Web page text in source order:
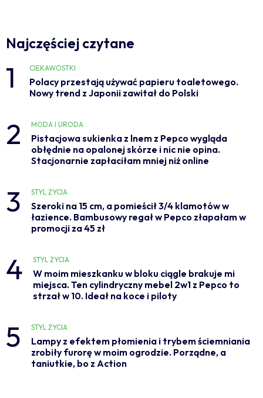
Najczęściej czytane
1 CIEKAWOSTKI
Polacy przestają używać papieru toaletowego.
Nowy trend z Japonii zawitał do Polski
2 MODA I URODA
Pistacjowa sukienka z lnem z Pepco wygląda
obłędnie na opalonej skórze i nic nie opina.
Stacjonarnie zapłaciłam mniej niż online
3 STYL ŻYCIA
Szeroki na 15 cm, a pomieścił 3/4 klamotów w
łazience. Bambusowy regał w Pepco złapałam w
promocji za 45 zł
4 STYL ŻYCIA
W moim mieszkanku w bloku ciągle brakuje mi
miejsca. Ten cylindryczny mebel 2w1 z Pepco to
strzał w 10. Ideał na koce i piloty
5 STYL ŻYCIA
Lampy z efektem płomienia i trybem ściemniania
zrobiły furorę w moim ogrodzie. Porządne, a
taniutkie, bo z Action